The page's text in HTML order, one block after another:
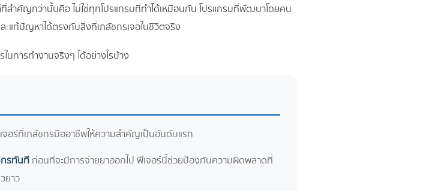
ำคัญกว่านั้นคือ ไม่ใช่ทุกโปรแกรมที่ทำได้เหมือนกัน โปรแกรมที่พัฒนาโดยคน
ะแก้ปัญหาได้ตรงกับสิ่งที่เภสัชกรเจอในชีวิตจริง
นการทำงานจริงๆ ได้อย่างไรบ้าง
อร์ที่เภสัชกรมืออาชีพให้ความสำคัญเป็นอันดับแรก
กรทันทีก่อนที่จะมีการจ่ายยาออกไป ฟีเจอร์นี้ช่วยป้องกันความผิดพลาดที่
ยาว